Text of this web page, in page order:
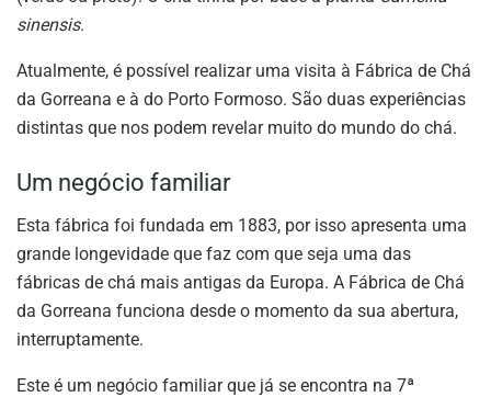
sinensis.
Atualmente, é possível realizar uma visita à Fábrica de Chá
da Gorreana e à do Porto Formoso. São duas experiências
distintas que nos podem revelar muito do mundo do chá.
Um negócio familiar
Esta fábrica foi fundada em 1883, por isso apresenta uma
grande longevidade que faz com que seja uma das
fábricas de chá mais antigas da Europa. A Fábrica de Chá
da Gorreana funciona desde o momento da sua abertura,
interruptamente.
Este é um negócio familiar que já se encontra na 7ª